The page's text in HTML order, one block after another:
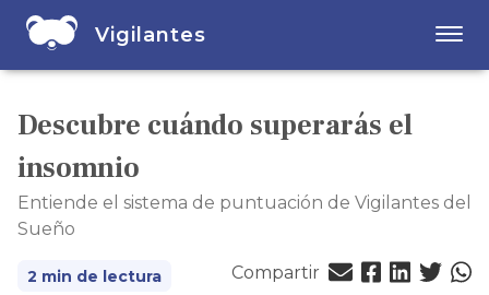
Vigilantes
Descubre cuándo superarás el
insomnio
Entiende el sistema de puntuación de Vigilantes del
Sueño
2 min de lectura Compartir